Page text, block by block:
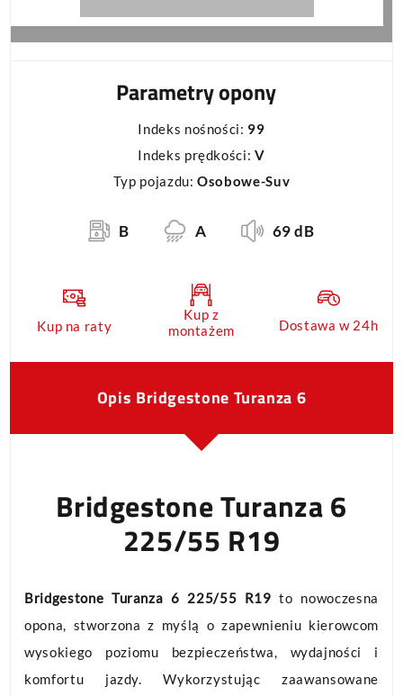
Parametry opony
Indeks nośności: 99
Indeks prędkości: V
Typ pojazdu:Osobowe-Suv
B A 69 dB
Kup na raty
Kup z
montażem
Dostawa w 24h
Opis Bridgestone Turanza 6
Bridgestone Turanza 6
225/55 R19
Bridgestone Turanza 6 225/55 R19 to nowoczesna
opona, stworzona z myślą o zapewnieniu kierowcom
wysokiego poziomu bezpieczeństwa, wydajności i
komfortu jazdy. Wykorzystując zaawansowane